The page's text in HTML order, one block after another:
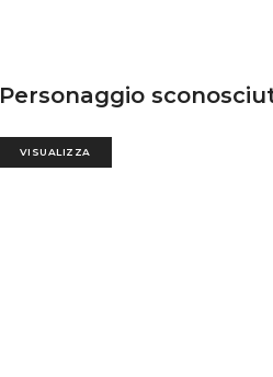
Personaggio
VISUALIZZA